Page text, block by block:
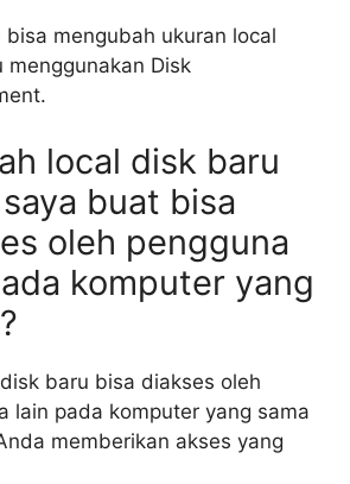
bisa mengubah ukuran local
menggunakan Disk
local disk baru
buat bisa
oleh pengguna
komputer yang
baru bisa diakses oleh
lain pada komputer yang sama
memberikan akses yang